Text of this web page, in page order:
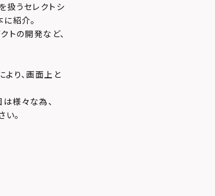
扱うセレクトシ
紹介。
トの開発など、
り、画面上と
様々な為、
。